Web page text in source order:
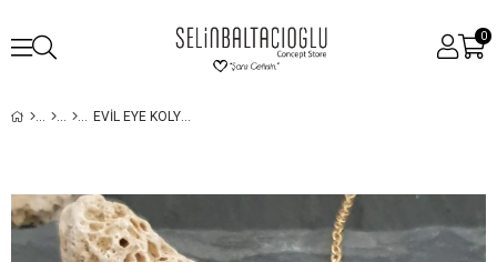
0
EVIL EYE KOLYE - BRONZ ÜZERI ALTIN KAPLAMA - MAVI